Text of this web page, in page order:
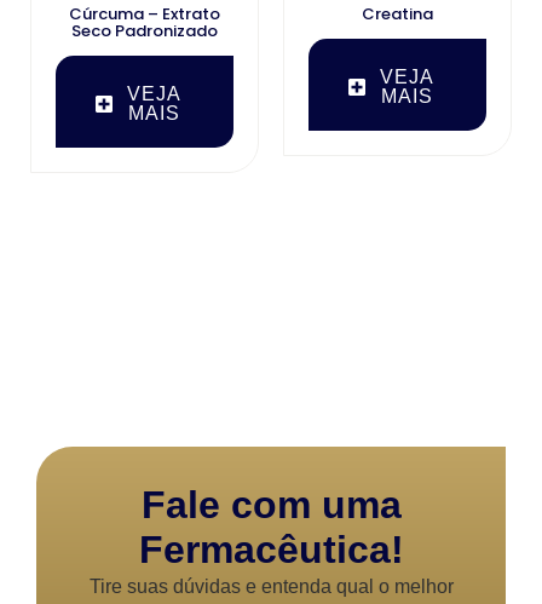
Cúrcuma – Extrato
Seco Padronizado
VEJA
MAIS
Creatina
VEJA
MAIS
Fale com uma
Fermacêutica!
Tire suas dúvidas e entenda qual o melhor